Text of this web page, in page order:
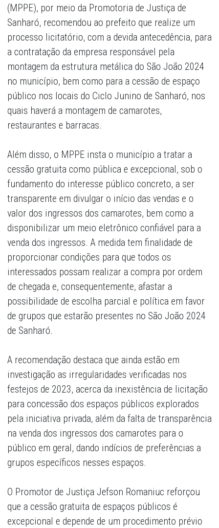
(MPPE), por meio da Promotoria de Justiça de
Sanharó, recomendou ao prefeito que realize um
processo licitatório, com a devida antecedência, para
a contratação da empresa responsável pela
montagem da estrutura metálica do São João 2024
no município, bem como para a cessão de espaço
público nos locais do Ciclo Junino de Sanharó, nos
quais haverá a montagem de camarotes,
restaurantes e barracas.
Além disso, o MPPE insta o município a tratar a
cessão gratuita como pública e excepcional, sob o
fundamento do interesse público concreto, a ser
transparente em divulgar o início das vendas e o
valor dos ingressos dos camarotes, bem como a
disponibilizar um meio eletrônico confiável para a
venda dos ingressos. A medida tem finalidade de
proporcionar condições para que todos os
interessados possam realizar a compra por ordem
de chegada e, consequentemente, afastar a
possibilidade de escolha parcial e política em favor
de grupos que estarão presentes no São João 2024
de Sanharó.
A recomendação destaca que ainda estão em
investigação as irregularidades verificadas nos
festejos de 2023, acerca da inexistência de licitação
para concessão dos espaços públicos explorados
pela iniciativa privada, além da falta de transparência
na venda dos ingressos dos camarotes para o
público em geral, dando indícios de preferências a
grupos específicos nesses espaços.
O Promotor de Justiça Jefson Romaniuc reforçou
que a cessão gratuita de espaços públicos é
excepcional e depende de um procedimento prévio